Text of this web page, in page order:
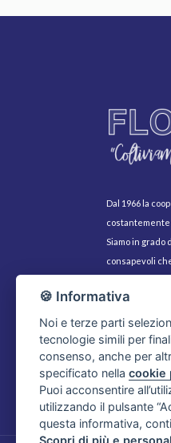
Dal 1966 la
costantemente
Siamo in grado
consapevoli
Con questo
🍪 Informativa
Noi e terze parti
tecnologie simili per
consenso, anche per
specificato nella cookie
Puoi acconsentire
utilizzando il pulsante
questa informativa,
Scopri di più e